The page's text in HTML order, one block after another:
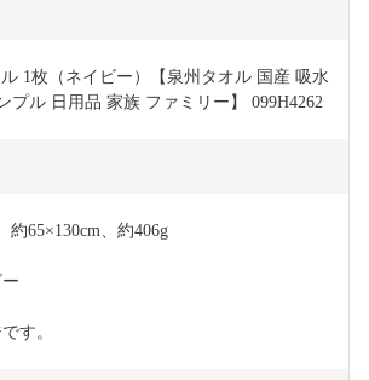
1枚（ネイビー）【泉州タオル 国産 吸水
プル 日用品 家族 ファミリー】 099H4262
約65×130cm、約406g
す。